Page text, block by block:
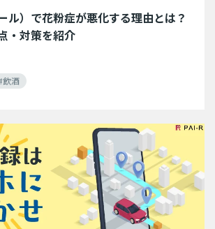
ル）で花粉症が悪化する理由とは？
・対策を紹介
飲酒